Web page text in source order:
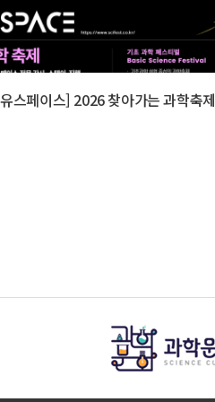
스페이스] 2026 찾아가는 과학축제